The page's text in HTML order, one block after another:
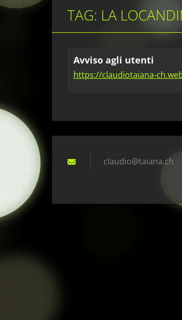
TAG: LA
Avviso agli utenti
https://claudiotaiana-
claudio@taiana.ch